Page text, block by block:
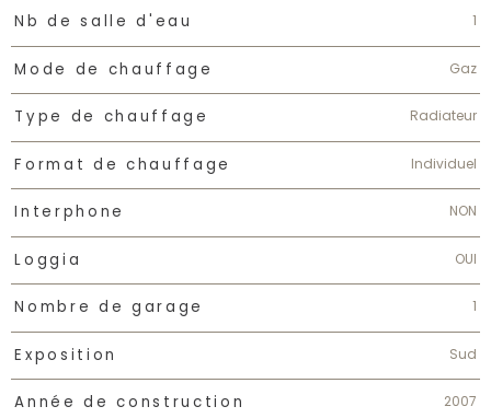
Nb de salle d'eau 1
Mode de chauffage Gaz
Type de chauffage Radiateur
Format de chauffage Individuel
Interphone NON
Loggia OUI
Nombre de garage 1
Exposition Sud
Année de construction 2007